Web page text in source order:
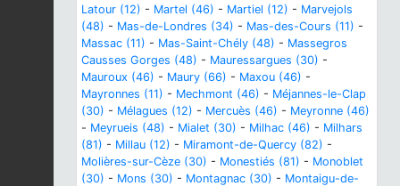
Latour (12) - Martel (46) - Martiel (12) - Marvejols
(48) - Mas-de-Londres (34) - Mas-des-Cours (11) -
Massac (11) - Mas-Saint-Chély (48) - Massegros
Causses Gorges (48) - Mauressargues (30) -
Mauroux (46) - Maury (66) - Maxou (46) -
Mayronnes (11) - Mechmont (46) - Méjannes-le-Clap
(30) - Mélagues (12) - Mercuès (46) - Meyronne (46)
- Meyrueis (48) - Mialet (30) - Milhac (46) - Milhars
(81) - Millau (12) - Miramont-de-Quercy (82) -
Molières-sur-Cèze (30) - Monestiés (81) - Monoblet
(30) - Mons (30) - Montagnac (30) - Montaigu-de-